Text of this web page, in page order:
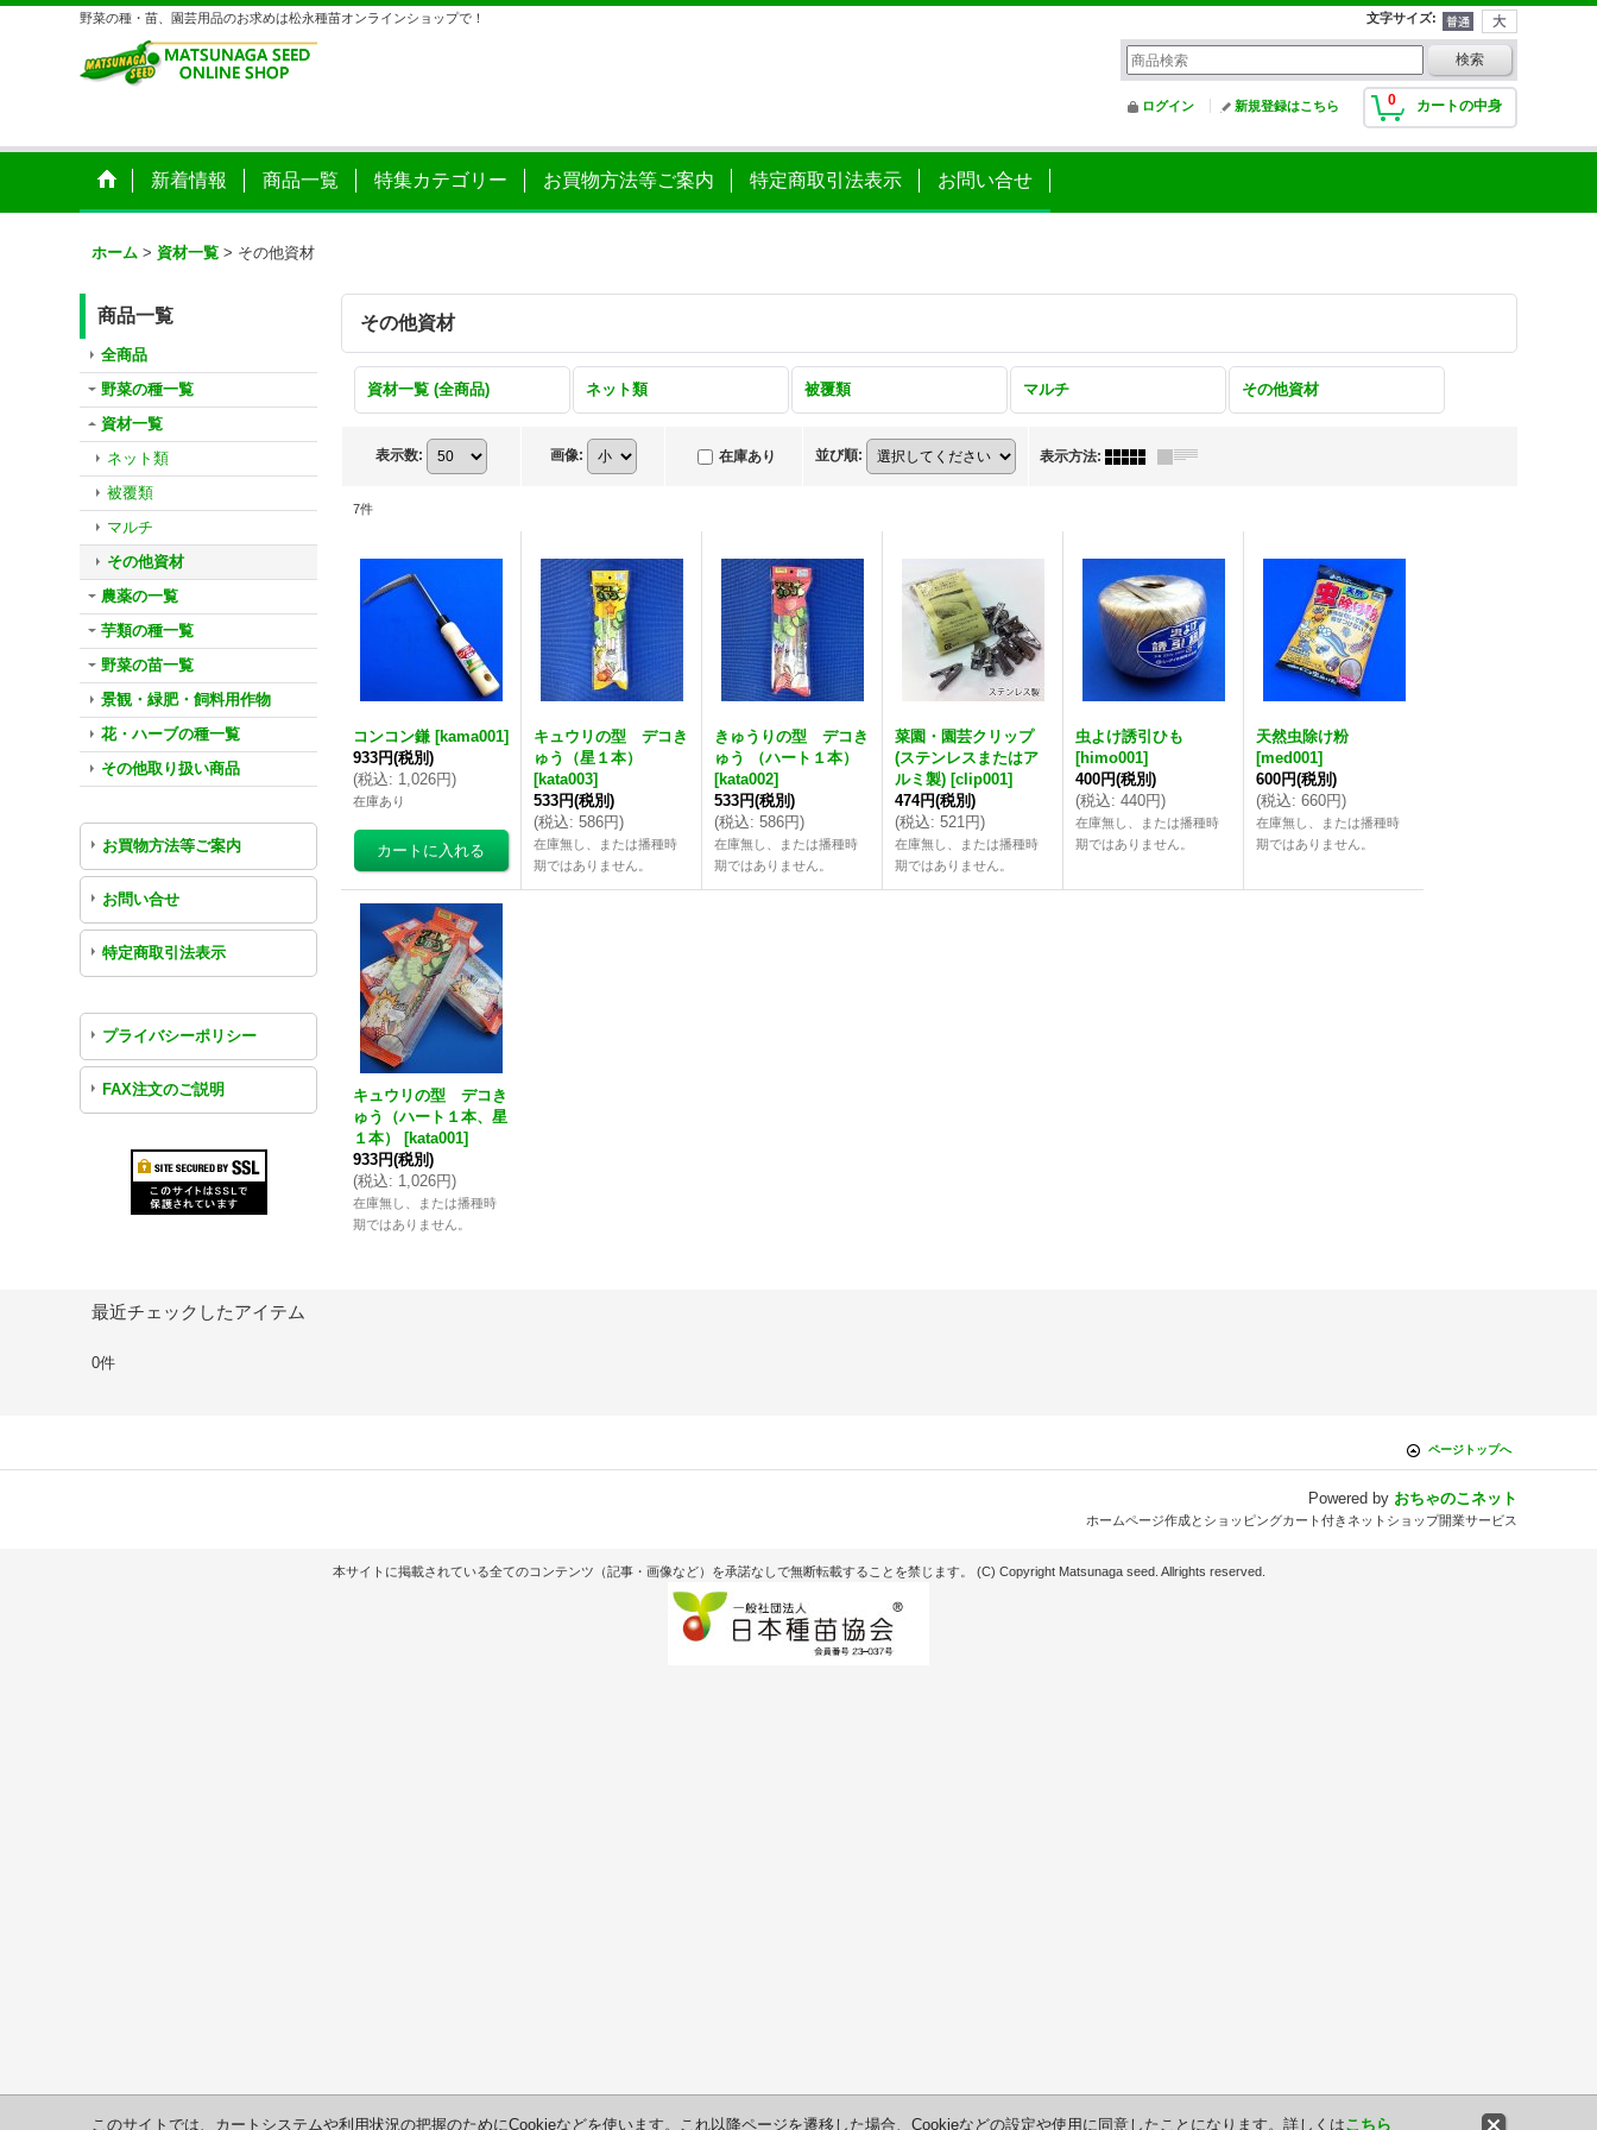
野菜の種・苗、園芸用品のお求めは松永種苗オンラインショップで！ 文字サイズ:
0 カートの中身
ログイン 新規登録はこちら
新着情報 商品一覧 特集カテゴリー お買物方法等ご案内 特定商取引法表示 お問い合せ
ホーム > 資材一覧 > その他資材
商品一覧
全商品
野菜の種一覧
資材一覧
ネット類
被覆類
マルチ
その他資材
農薬の一覧
芋類の種一覧
野菜の苗一覧
景観・緑肥・飼料用作物
花・ハーブの種一覧
その他取り扱い商品
お買物方法等ご案内
お問い合せ
特定商取引法表示
プライバシーポリシー
FAX注文のご説明
その他資材
資材一覧 (全商品) ネット類 被覆類 マルチ その他資材
表示数: 画像: 在庫あり 並び順: 表示方法:
7件
コンコン鎌 [kama001]
933円(税別)
(税込: 1,026円)
在庫あり
キュウリの型 デコき
ゅう（星１本）
[kata003]
533円(税別)
(税込: 586円)
在庫無し、または播種時
期ではありません。
きゅうりの型 デコき
ゅう （ハート１本）
[kata002]
533円(税別)
(税込: 586円)
在庫無し、または播種時
期ではありません。
菜園・園芸クリップ
(ステンレスまたはア
ルミ製) [clip001]
474円(税別)
(税込: 521円)
在庫無し、または播種時
期ではありません。
虫よけ誘引ひも
[himo001]
400円(税別)
(税込: 440円)
在庫無し、または播種時
期ではありません。
天然虫除け粉
[med001]
600円(税別)
(税込: 660円)
在庫無し、または播種時
期ではありません。
キュウリの型 デコき
ゅう（ハート１本、星
１本）
[kata001]
933円(税別)
(税込: 1,026円)
在庫無し、または播種時
期ではありません。
最近チェックしたアイテム
0件
ページトップへ
Powered by おちゃのこネット
ホームページ作成とショッピングカート付きネットショップ開業サービス
本サイトに掲載されている全てのコンテンツ（記事・画像など）を承諾なしで無断転載することを禁じます。 (C) Copyright Matsunaga seed. Allrights reserved.
このサイトでは、カートシステムや利用状況の把握のためにCookieなどを使います。これ以降ページを遷移した場合、Cookieなどの設定や使用に同意したことになります。詳しくはこちら